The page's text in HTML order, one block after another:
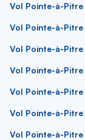
Vol Pointe-à-Pitre
Vol Pointe-à-Pitre
Vol Pointe-à-Pitre
Vol Pointe-à-Pitre
Vol Pointe-à-Pitre
Vol Pointe-à-Pitre
Vol Pointe-à-Pitre